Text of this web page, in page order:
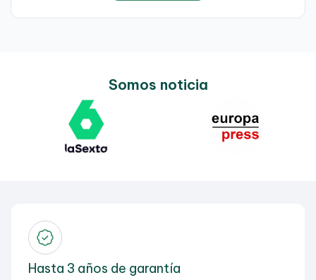
Somos noticia
Hasta 3 años de garantía